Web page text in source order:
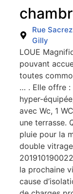
Rue
Gilly
LOUE
pouvant
toutes
… . Elle offre :
hyper-
avec Wc, 1
une terrasse.
pluie pour la
double
la prochaine
cause